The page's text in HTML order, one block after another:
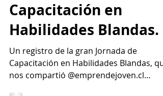
7 ene 2019
Emprende Joven,
Jornada de
Capacitación en
Habilidades Blandas.